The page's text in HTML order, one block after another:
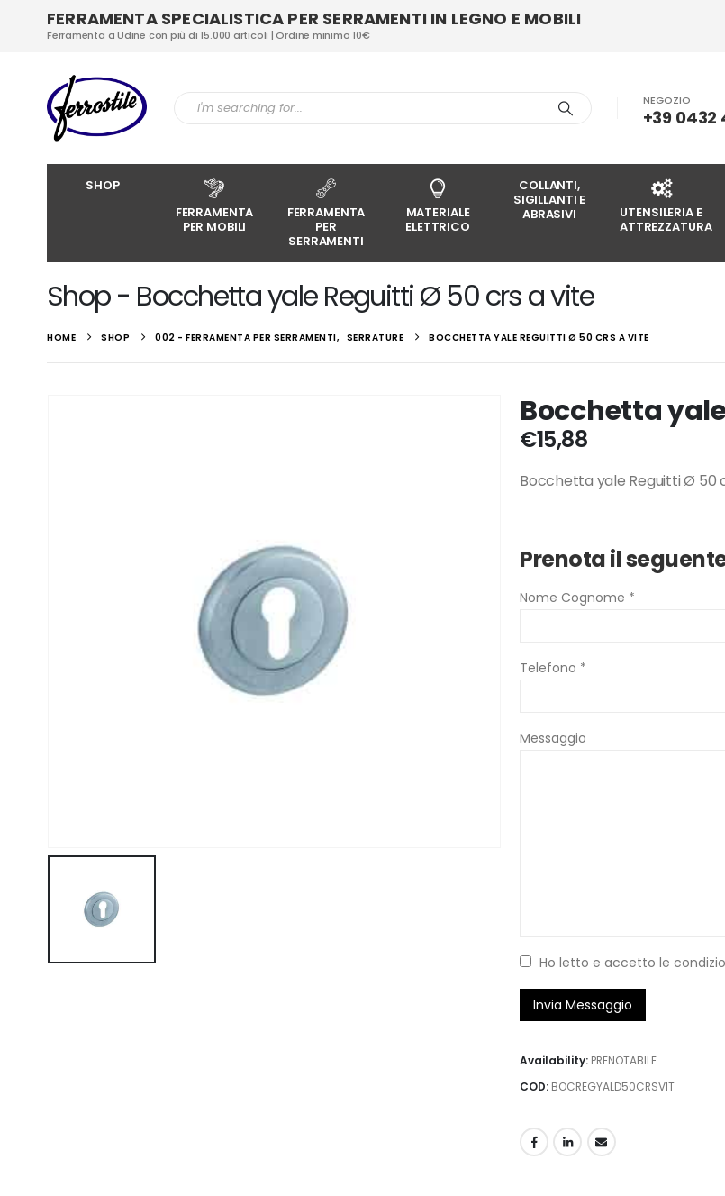
FERRAMENTA SPECIALISTICA PER SERRAMENTI IN LEGNO E MOBILI
Ferramenta a Udine con più di 15.000 articoli | Ordine minimo 10€
NEGOZIO
+39 0432
SHOP
FERRAMENTA
PER MOBILI
FERRAMENTA
PER
SERRAMENTI
MATERIALE
ELETTRICO
COLLANTI,
SIGILLANTI E
ABRASIVI
UTENSILERIA E
ATTREZZATURA
Shop - Bocchetta yale Reguitti Ø 50 crs a vite
HOME SHOP 002 - FERRAMENTA PER SERRAMENTI, SERRATURE BOCCHETTA YALE REGUITTI Ø 50 CRS A VITE
Bocchetta
€15,88
Bocchetta yale Reguitti Ø 50
Prenota il
Nome Cognome *
Telefono *
Messaggio
Ho letto e accetto le
Availability: PRENOTABILE
COD: BOCREGYALD50CRSVIT